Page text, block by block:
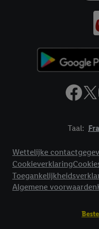
Taal:
Wettelijke
Cookieverklaring
Algemene voorwaarden